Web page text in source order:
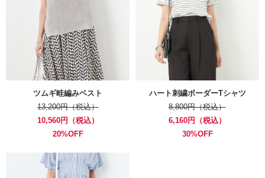
ツムギ畦編みベスト
13,200円（税込）
10,560円（税込）
20%OFF
ハート刺繍ボーダーTシャツ
8,800円（税込）
6,160円（税込）
30%OFF